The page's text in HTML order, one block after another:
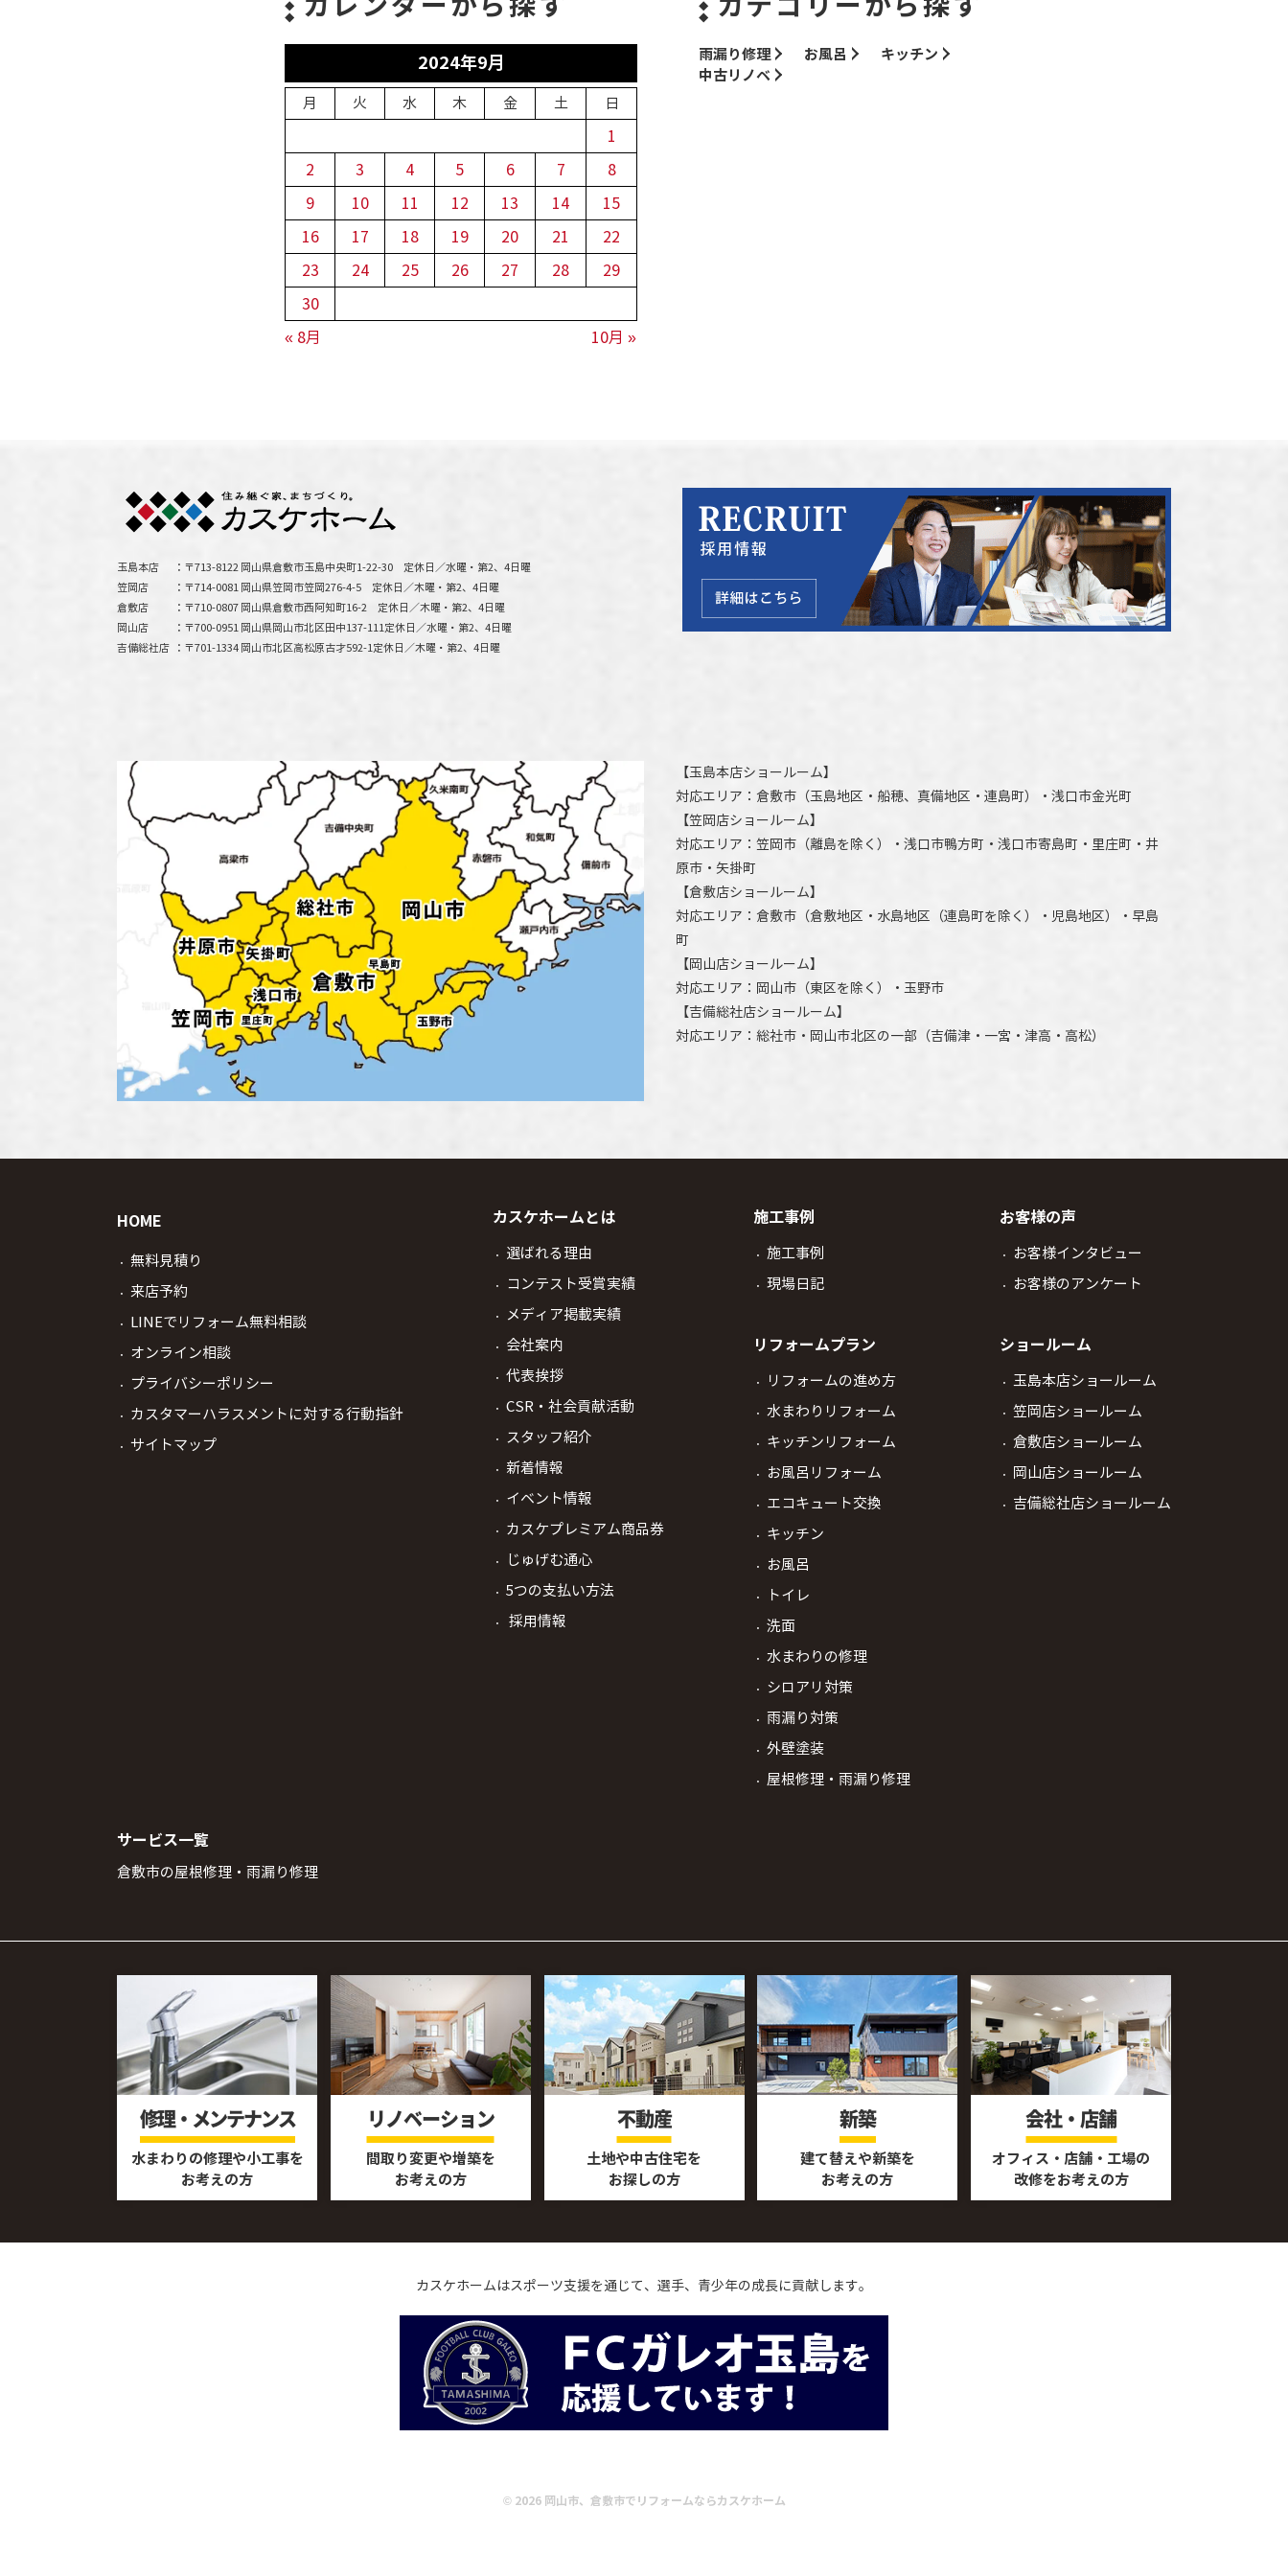
2024年9月
月 火 水 木 金 土 日
« 8月 10月 »
1
2
3 4 5 6 7
8
9
10 11 12 13 14
15
16
17 18 19 20 21
22
23
24 25 26 27 28
29
30
雨漏り修理 お風呂
キッチン
中古リノベ
玉島本店 〒713-8122 岡山県倉敷市玉島中央町1-22-30 定休日／水曜・第2、4日曜
笠岡店
〒714-0081 岡山県笠岡市笠岡276-4-5 定休日／木曜・第2、4日曜
倉敷店
〒710-0807 岡山県倉敷市西阿知町16-2 定休日／木曜・第2、4日曜
岡山店
〒700-0951 岡山県岡山市北区田中137-111 定休日／水曜・第2、4日曜
吉備総社店
〒701-1334 岡山市北区高松原古才592-1 定休日／木曜・第2、4日曜
【玉島本店ショールーム】
対応エリア： 倉敷市 （玉島地区・船穂、真備地区・連島町）・ 浅口市金光町
【笠岡店ショールーム】
対応エリア： 笠岡市（離島を除く） ・ 浅口市鴨方町・ 浅口市寄島町・里庄町・ 井
原市 ・矢掛町
【倉敷店ショールーム】
対応エリア： 倉敷市 （倉敷地区・水島地区（連島町を除く）・児島地区）・早島
町
【岡山店ショールーム】
対応エリア： 岡山市 （東区を除く）・玉野市
【吉備総社店ショールーム】
対応エリア： 総社市 ・ 岡山市北区の一部（吉備津・一宮・津高・高松）
HOME
無料見積り
来店予約
LINEでリフォーム無料相談
オンライン相談
プライバシーポリシー
カスタマーハラスメントに対する行動指針
サイトマップ
カスケホームとは
選ばれる理由
コンテスト受賞実績
メディア掲載実績
会社案内
代表挨拶
CSR・社会貢献活動
スタッフ紹介
新着情報
イベント情報
カスケプレミアム商品券
じゅげむ通心
5つの支払い方法
採用情報
施工事例
施工事例
現場日記
リフォームプラン
リフォームの進め方
水まわりリフォーム
キッチンリフォーム
お風呂リフォーム
エコキュート交換
キッチン
お風呂
トイレ
洗面
水まわりの修理
シロアリ対策
雨漏り対策
外壁塗装
屋根修理・雨漏り修理
お客様の声
お客様インタビュー
お客様のアンケート
ショールーム
玉島本店ショールーム
笠岡店ショールーム
倉敷店ショールーム
岡山店ショールーム
吉備総社店ショールーム
サービス一覧
倉敷市の屋根修理・雨漏り修理
修理・メンテナンス
水まわりの修理や小工事を
お考えの方
リノベーション
間取り変更や増築を
お考えの方
不動産
土地や中古住宅を
お探しの方
新築
建て替えや新築を
お考えの方
会社・店舗
オフィス・店舗・工場の
改修をお考えの方
カスケホームはスポーツ支援を通じて、 選手、青少年の成長に貢献します。
© 2026 岡山市、倉敷市でリフォームならカスケホーム